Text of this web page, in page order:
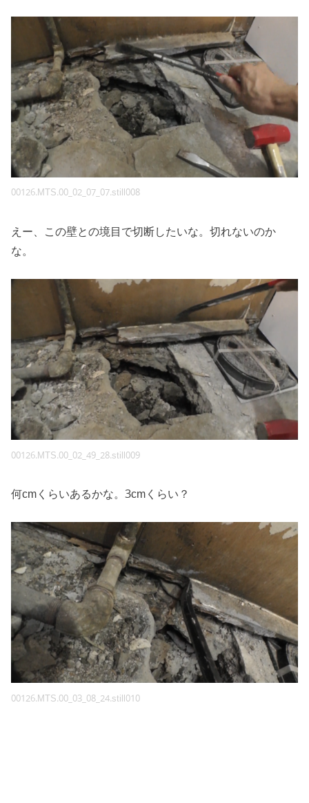
00126.MTS.00_02_07_07.still008
えー、この壁との境目で切断したいな。切れないのか
な。
00126.MTS.00_02_49_28.still009
何cmくらいあるかな。3cmくらい？
00126.MTS.00_03_08_24.still010